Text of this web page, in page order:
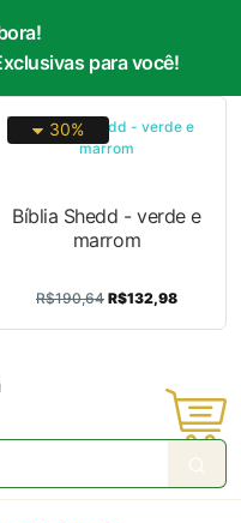
para você!
30%
Bíblia Shedd - verde e
marrom
R$190,64 R$132,98